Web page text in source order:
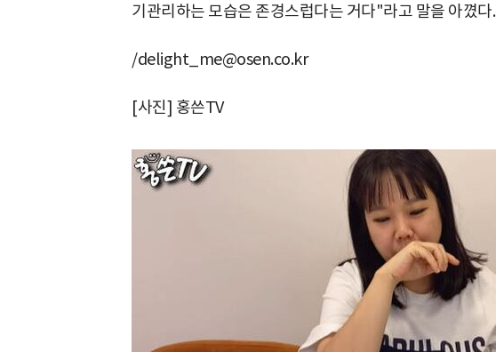
기관리하는 모습은 존경스럽다는 거다"라고 말을 아꼈다.
/delight_me@osen.co.kr
[사진] 홍쓴TV